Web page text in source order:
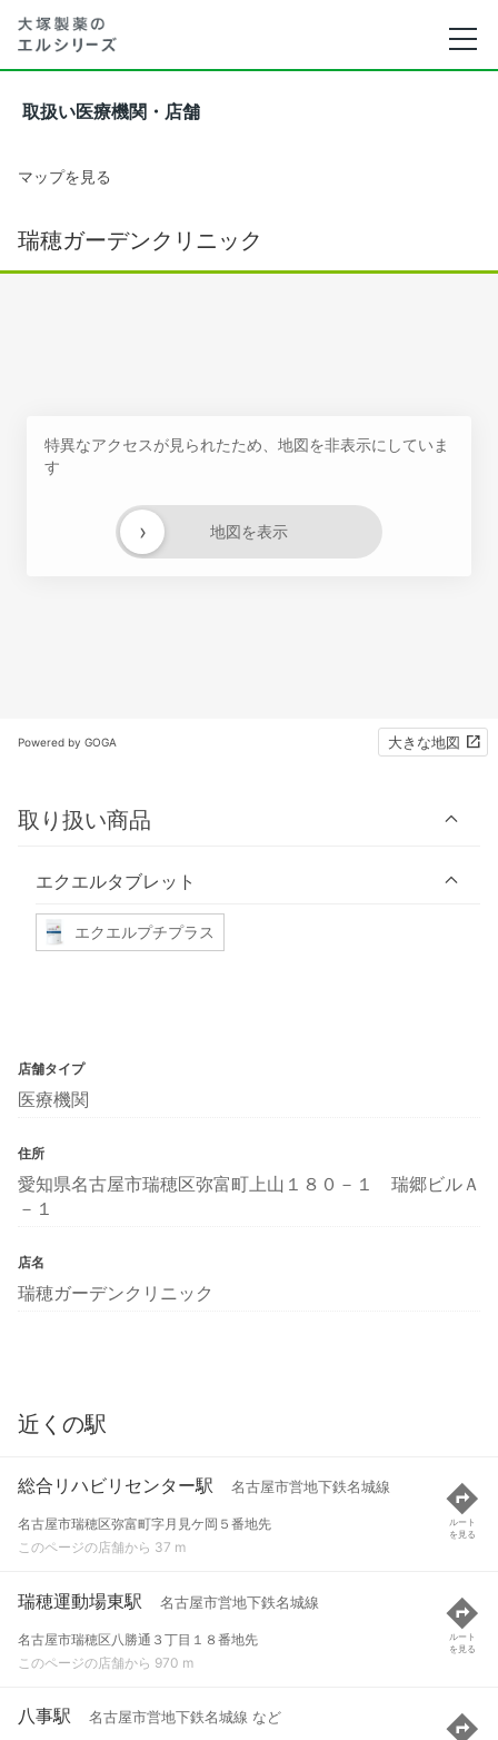
取扱い医療機関・店舗
マップを見る
瑞穂ガーデンクリニック
特異なアクセスが見られたため、地図を非表示にしていま
す
地図を表示
›
Powered by GOGA 大きな地図
取り扱い商品
エクエルタブレット
エクエルプチプラス
店舗タイプ
医療機関
住所
愛知県名古屋市瑞穂区弥富町上山１８０－１ 瑞郷ビルＡ
－１
店名
瑞穂ガーデンクリニック
近くの駅
総合リハビリセンター駅 名古屋市営地下鉄名城線
名古屋市瑞穂区弥富町字月見ケ岡５番地先
このページの店舗から 37 m
ルート
を見る
瑞穂運動場東駅 名古屋市営地下鉄名城線
名古屋市瑞穂区八勝通３丁目１８番地先
このページの店舗から 970 m
ルート
を見る
八事駅 名古屋市営地下鉄名城線 など